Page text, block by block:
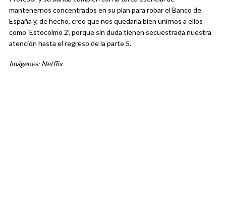
mantenernos concentrados en su plan para robar el Banco de
España y, de hecho, creo que nos quedaría bien unirnos a ellos
como ‘Estocolmo 2’, porque sin duda tienen secuestrada nuestra
atención hasta el regreso de la parte 5.
Imágenes: Netflix